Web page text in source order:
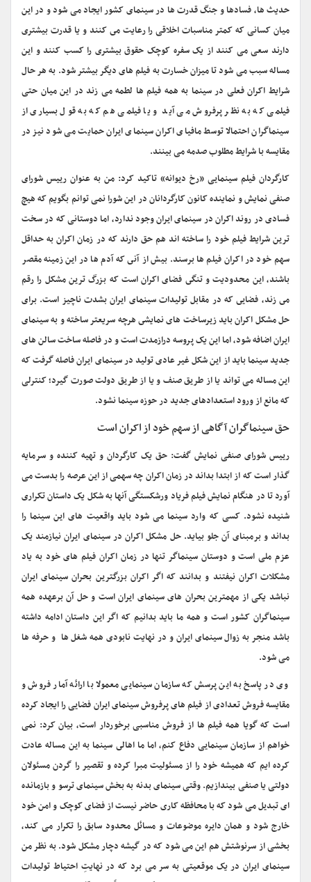
حدیث ها، فسادها و جنگ قدرت ها در سینمای کشور ایجاد می شود و در این
میان کسانی که کمتر مناسبات اخلاقی را رعایت مى کنند و یا قدرت بیشتری
دارند سعی می کنند از یک سفره کوچک حقوق بیشتری را کسب کنند و این
مساله سبب می شود تا میزان خسارت به فیلم های دیگر بیشتر شود. به هر حال
شرایط اکران فعلی در سینما به همه فیلم ها لطمه می زند در این میان حتی
فیلمی که به نظر پرفروش می آید و یا فیلمی هم که به قول بسیاری از
سینماگران احتمالا توسط مافیای اکران سینمای ایران حمایت می شود نیز در
مقایسه با شرایط مطلوب صدمه می بینند.
کارگردان فیلم سینمایی «رخ دیوانه» تاکید کرد: من به عنوان رییس شورای
صنفی نمایش و نماینده کانون کارگردانان در این شورا نمی توانم بگویم که هیچ
فسادی در روند اکران در سینمای ایران وجود ندارد، اما دوستانی که در سخت
ترین شرایط فیلم خود را ساخته اند هم حق دارند که در زمان اکران به حداقل
سهم خود در اکران فیلم ها برسند. بیش از آنى که آدم ها در این زمینه مقصر
باشند، این محدودیت و تنگى فضای اکران است که بزرگ ترین مشکل را رقم
مى زند، فضایى که در مقابل تولیدات سینمای ایران بشدت ناچیز است. برای
حل مشکل اکران باید زیرساخت هاى نمایشى هرچه سریعتر ساخته و به سینمای
ایران اضافه شود، اما این یک پروسه درازمدت است و در فاصله ساخت سالن های
جدید سینما باید از این شکل غیر عادی تولید در سینمای ایران فاصله گرفت که
این مساله می تواند یا از طریق صنف و یا از طریق دولت صورت گیرد؛ کنترلی
که مانع از ورود استعدادهای جدید در حوزه سینما نشود.
حق سینماگران آگاهی از سهم خود از اکران است
رییس شورای صنفی نمایش گفت: حق یک کارگردان و تهیه کننده و سرمایه
گذار است که از ابتدا بداند در زمان اکران چه سهمی از این عرصه را بدست می
آورد تا در هنگام نمایش فیلم فریاد ورشکستگی آنها به شکل یک داستان تکراری
شنیده نشود. کسی که وارد سینما می شود باید واقعیت های این سینما را
بداند و برمبنای آن جلو بیاید. حل مشکل اکران در سینمای ایران نیازمند یک
عزم ملی است و دوستان سینماگر تنها در زمان اکران فیلم های خود به یاد
مشکلات اکران نیفتند و بدانند که اگر اکران بزرگترین بحران سینمای ایران
نباشد یکی از مهمترین بحران های سینمای ایران است و حل آن برعهده همه
سینماگران کشور است و همه ما باید بدانیم که اگر این داستان ادامه داشته
باشد منجر به زوال سینمای ایران و در نهایت نابودی همه شغل ها و حرفه ها
می شود.
وی در پاسخ به این پرسش که سازمان سینمایی معمولا با ارائه آمار فروش و
مقایسه فروش تعدادی از فیلم های پرفروش سینمای ایران فضایی را ایجاد کرده
است که گویا همه فیلم ها از فروش مناسبی برخوردار است، بیان کرد: نمی
خواهم از سازمان سینمایی دفاع کنم، اما ما اهالى سینما به این مساله عادت
کرده ایم که همیشه خود را از مسئولیت مبرا کرده و تقصیر را گردن مسئولان
دولتی یا صنفی بیندازیم. وقتی سینمای بدنه به بخش سینمای ترسو و بازمانده
ای تبدیل می شود که با محافظه کارى حاضر نیست از فضاى کوچک و امن خود
خارج شود و همان دایره موضوعات و مسائل محدود سابق را تکرار می کند،
بخشی از سرنوشتش هم این می شود که در گیشه دچار مشکل شود. به نظر من
سینمای ایران در یک موقعیتی به سر می برد که در نهایتِ احتیاط تولیدات